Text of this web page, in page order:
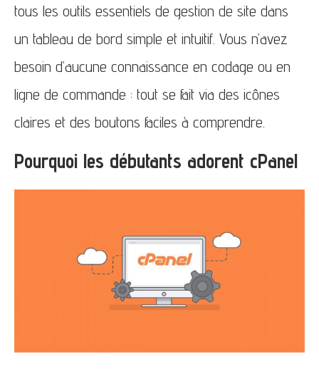
tous les outils essentiels de gestion de site dans
un tableau de bord simple et intuitif. Vous n’avez
besoin d’aucune connaissance en codage ou en
ligne de commande : tout se fait via des icônes
claires et des boutons faciles à comprendre.
Pourquoi les débutants adorent cPanel